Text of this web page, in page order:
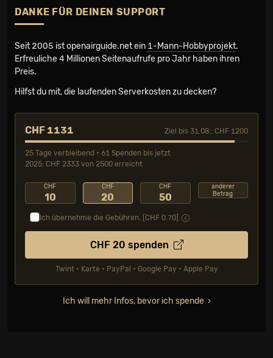
DANKE FÜR DEINEN SUPPORT
Seit 2005 ist openairguide.net ein 1-Mann-Hobbyprojekt.
Erfreuliche 4 Millionen Seiten­aufrufe pro Jahr haben ihren
Preis.
Hilfst du mit, die laufenden Serverkosten zu decken?
CHF 1131 Ziel bis 31.08.: CHF 1200
25 Tage verbleibend • 61 Spenden bis jetzt
2025: CHF 2333 von 2500 erreicht
CHF
10
CHF
20
CHF
50
anderer
Betrag
Ich übernehme die Gebühren. [CHF 0.70
CHF 20 spenden
Twint • Karte • PayPal • Google Pay • Apple Pay
Ich will mehr Infos, bevor ich spende